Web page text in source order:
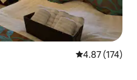
औसत रेटिंग 5 में से
4.87 (174)